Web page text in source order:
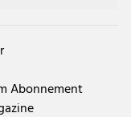
Abonnement